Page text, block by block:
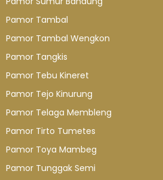
Pamor Tambal
Pamor Tambal Wengkon
Pamor Tangkis
Pamor Tebu Kineret
Pamor Tejo Kinurung
Pamor Telaga Membleng
Pamor Tirto Tumetes
Pamor Toya Mambeg
Pamor Tunggak Semi